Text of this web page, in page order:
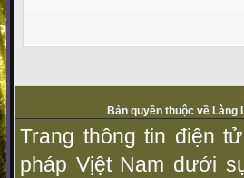
Bản quyền thuộc về Làng
Trang thông tin điện
pháp Vịệt Nam dưới